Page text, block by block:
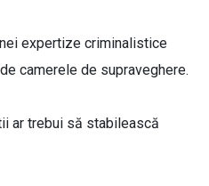
expertize criminalistice
camerele de supraveghere.
ar trebui să stabilească